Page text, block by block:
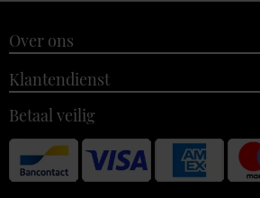
Over ons
Klantendienst
Betaal veilig